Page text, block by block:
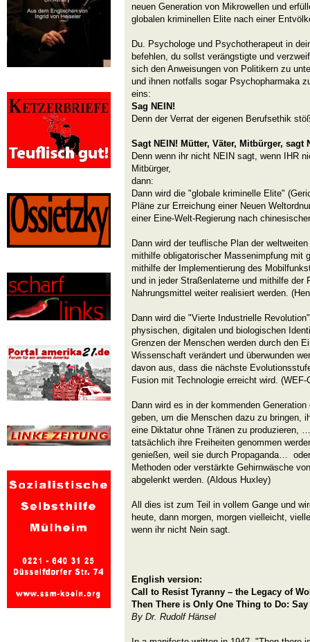
neuen Generation von Mikrowellen und
globalen kriminellen Elite nach einer
Du. Psychologe und Psychotherapeut in
befehlen, du sollst verängstigte und
sich den Anweisungen von Politikern zu
und ihnen notfalls sogar Psychopharmaka
eins:
Sag NEIN!
Denn der Verrat der eigenen Berufsethik
Sagt NEIN! Mütter, Väter, Mitbürger, sagt
Denn wenn ihr nicht NEIN sagt, wenn IHR
Mitbürger,
dann:
Dann wird die "globale kriminelle Elite"
Pläne zur Erreichung einer Neuen
einer Eine-Welt-Regierung nach
Dann wird der teuflische Plan der
mithilfe obligatorischer Massenimpfung mit
mithilfe der Implementierung des
und in jeder Straßenlaterne und mithilfe der
Nahrungsmittel weiter realisiert werden.
Dann wird die "Vierte Industrielle
physischen, digitalen und biologischen
Grenzen der Menschen werden durch den
Wissenschaft verändert und überwunden
davon aus, dass die nächste
Fusion mit Technologie erreicht wird.
Dann wird es in der kommenden
geben, um die Menschen dazu zu bringen,
eine Diktatur ohne Tränen zu produzieren,
tatsächlich ihre Freiheiten genommen
genießen, weil sie durch Propaganda…
Methoden oder verstärkte Gehirnwäsche
abgelenkt werden. (Aldous Huxley)
All dies ist zum Teil in vollem Gange und
heute, dann morgen, morgen vielleicht,
wenn ihr nicht Nein sagt.
English version:
Call to Resist Tyranny – the Legacy of
Then There is Only One Thing to Do: Say
By Dr. Rudolf Hänsel